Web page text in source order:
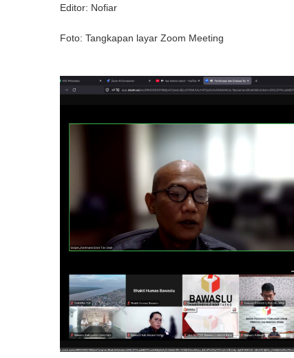
Editor: Nofiar
Foto: Tangkapan layar Zoom Meeting